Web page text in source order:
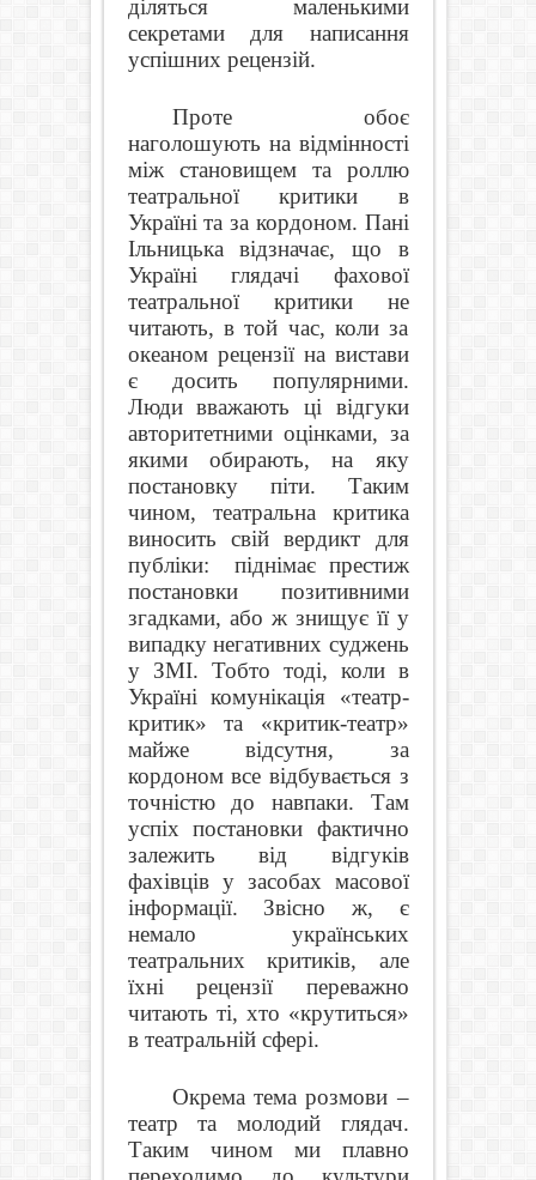
діляться маленькими
секретами для написання
успішних рецензій.
Проте обоє
наголошують на відмінності
між становищем та роллю
театральної критики в
Україні та за кордоном. Пані
Ільницька відзначає, що в
Україні глядачі фахової
театральної критики не
читають, в той час, коли за
океаном рецензії на вистави
є досить популярними.
Люди вважають ці відгуки
авторитетними оцінками, за
якими обирають, на яку
постановку піти. Таким
чином, театральна критика
виносить свій вердикт для
публіки:
піднімає престиж
постановки позитивними
згадками, або ж знищує її у
випадку негативних суджень
у ЗМІ. Тобто тоді, коли в
Україні комунікація «театр-
критик» та «критик-театр»
майже відсутня, за
кордоном все відбувається з
точністю до навпаки. Там
успіх постановки фактично
залежить від відгуків
фахівців у засобах масової
інформації. Звісно ж, є
немало українських
театральних критиків, але
їхні рецензії переважно
читають ті, хто «крутиться»
в театральній сфері.
Окрема тема розмови –
театр та молодий глядач.
Таким чином ми плавно